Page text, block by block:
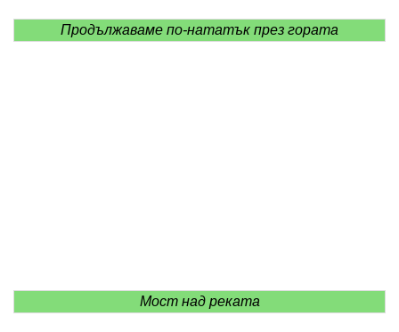
Продължаваме по-нататък през гората
Мост над реката